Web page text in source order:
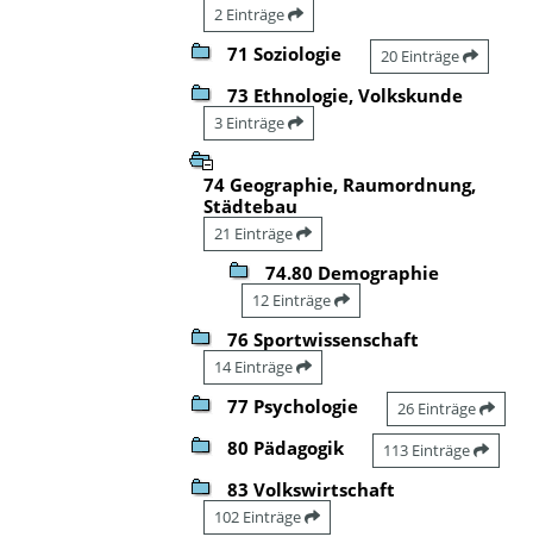
2 Einträge
71 Soziologie 20 Einträge
73 Ethnologie, Volkskunde
3 Einträge
74 Geographie, Raumordnung,
Städtebau
21 Einträge
74.80 Demographie
12 Einträge
76 Sportwissenschaft
14 Einträge
77 Psychologie 26 Einträge
80 Pädagogik 113 Einträge
83 Volkswirtschaft
102 Einträge